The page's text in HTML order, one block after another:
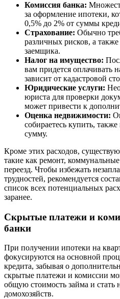
Комиссия банка:
за оформление ипотеки,
0,5% до 2% от суммы
Страхование: Обычно
различных рисков, а
заемщика.
Налог на имущество:
вам придется оплачивать
зависит от кадастровой
Юридические услуги:
юриста для проверки
может привести к
Оценка недвижимости:
собираетесь купить,
сумму.
Кроме этих расходов,
такие как ремонт,
переезд. Чтобы избежать
трудностей, рекомендуется
список всех потенциальных
заранее.
Скрытые платежи и
банки
При получении ипотеки на
фокусируются на основной
кредита, забывая о
скрытые платежи и комиссии
общую стоимость займа и
домохозяйств.